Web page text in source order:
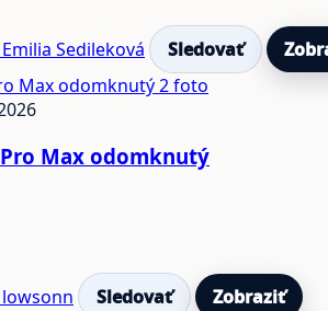
Sedileková Sledovať
2 foto
Max odomknutý
Sledovať Zobraziť